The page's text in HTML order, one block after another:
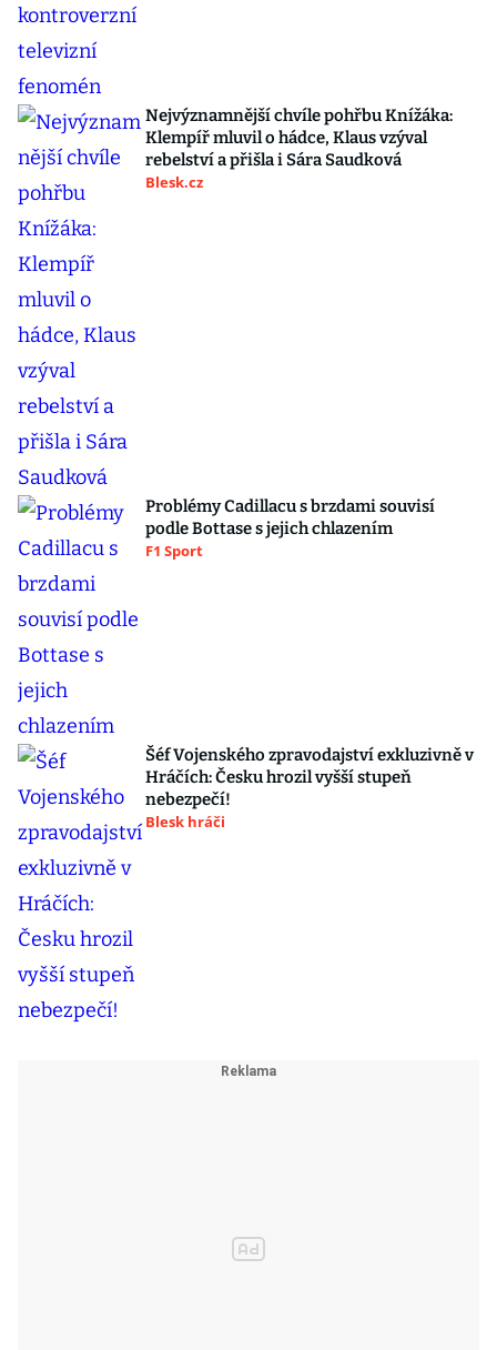
Nejvýznamnější chvíle pohřbu Knížáka:
Klempíř mluvil o hádce, Klaus vzýval
rebelství a přišla i Sára Saudková
Blesk.cz
Problémy Cadillacu s brzdami souvisí
podle Bottase s jejich chlazením
F1 Sport
Šéf Vojenského zpravodajství exkluzivně v
Hráčích: Česku hrozil vyšší stupeň
nebezpečí!
Blesk hráči